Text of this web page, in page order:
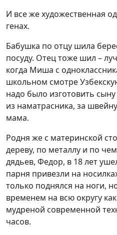
И все же художественная
генах.
Бабушка по отцу шила
посуду. Отецтоже шил –
когда Миша с
школьном смотре
надо было изготовить
из наматрасника, за
мама.
Родня же с материнской
дереву, по металлу и по
дядьев, Федор, в 18 лет
парня привезли на
только поднялся на ноги,
временем на всю округу
мудреной современной
часов.